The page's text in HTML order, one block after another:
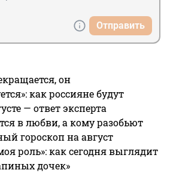
Отправить
он
как россияне будут
— ответ эксперта
в любви, а кому разобьют
гороскоп на август
роль»: как сегодня выглядит
дочек»